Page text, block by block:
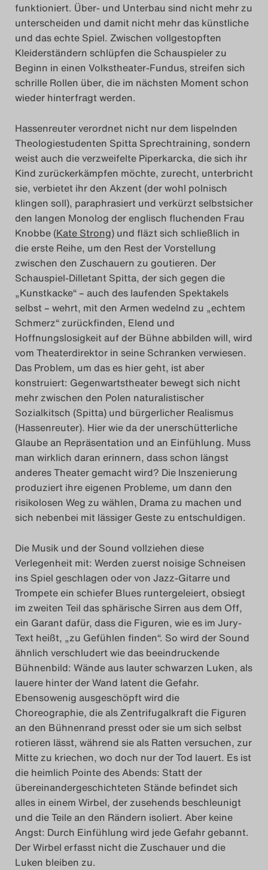
funktioniert. Über- und Unterbau sind nicht mehr zu
unterscheiden und damit nicht mehr das künstliche
und das echte Spiel. Zwischen vollgestopften
Kleiderständern schlüpfen die Schauspieler zu
Beginn in einen Volkstheater-Fundus, streifen sich
schrille Rollen über, die im nächsten Moment schon
wieder hinterfragt werden.
Hassenreuter verordnet nicht nur dem lispelnden
Theologiestudenten Spitta Sprechtraining, sondern
weist auch die verzweifelte Piperkarcka, die sich ihr
Kind zurückerkämpfen möchte, zurecht, unterbricht
sie, verbietet ihr den Akzent (der wohl polnisch
klingen soll), paraphrasiert und verkürzt selbstsicher
den langen Monolog der englisch fluchenden Frau
Knobbe (Kate Strong) und fläzt sich schließlich in
die erste Reihe, um den Rest der Vorstellung
zwischen den Zuschauern zu goutieren. Der
Schauspiel-Dilletant Spitta, der sich gegen die
„Kunstkacke“ – auch des laufenden Spektakels
selbst – wehrt, mit den Armen wedelnd zu „echtem
Schmerz“ zurückfinden, Elend und
Hoffnungslosigkeit auf der Bühne abbilden will, wird
vom Theaterdirektor in seine Schranken verwiesen.
Das Problem, um das es hier geht, ist aber
konstruiert: Gegenwartstheater bewegt sich nicht
mehr zwischen den Polen naturalistischer
Sozialkitsch (Spitta) und bürgerlicher Realismus
(Hassenreuter). Hier wie da der unerschütterliche
Glaube an Repräsentation und an Einfühlung. Muss
man wirklich daran erinnern, dass schon längst
anderes Theater gemacht wird? Die Inszenierung
produziert ihre eigenen Probleme, um dann den
risikolosen Weg zu wählen, Drama zu machen und
sich nebenbei mit lässiger Geste zu entschuldigen.
Die Musik und der Sound vollziehen diese
Verlegenheit mit: Werden zuerst noisige Schneisen
ins Spiel geschlagen oder von Jazz-Gitarre und
Trompete ein schiefer Blues runtergeleiert, obsiegt
im zweiten Teil das sphärische Sirren aus dem Off,
ein Garant dafür, dass die Figuren, wie es im Jury-
Text heißt, „zu Gefühlen finden“. So wird der Sound
ähnlich verschludert wie das beeindruckende
Bühnenbild: Wände aus lauter schwarzen Luken, als
lauere hinter der Wand latent die Gefahr.
Ebensowenig ausgeschöpft wird die
Choreographie, die als Zentrifugalkraft die Figuren
an den Bühnenrand presst oder sie um sich selbst
rotieren lässt, während sie als Ratten versuchen, zur
Mitte zu kriechen, wo doch nur der Tod lauert. Es ist
die heimlich Pointe des Abends: Statt der
übereinandergeschichteten Stände befindet sich
alles in einem Wirbel, der zusehends beschleunigt
und die Teile an den Rändern isoliert. Aber keine
Angst: Durch Einfühlung wird jede Gefahr gebannt.
Der Wirbel erfasst nicht die Zuschauer und die
Luken bleiben zu.